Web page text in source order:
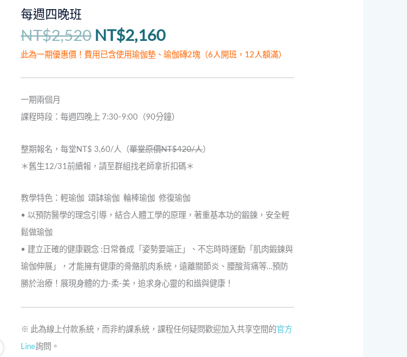
每週四晚班
NT$2,520 始
價
格：
NT$2,520。
NT$2,160前
價
格：
NT$2,160。
此為一期優惠價！ 費用已含使用瑜伽墊、瑜伽磚2塊（6人開班，12人額滿）
一期兩個月
課程時段：每週四晚上 7:30-9:00（90分鐘）
整期報名，每堂NT$ 3,60/人（單堂原價NT$420/人）
＊舊生12/31前續報，請至群組找老師拿折扣碼＊
教學特色：輕瑜伽 頌缽瑜伽 輪棒瑜伽 修復瑜伽
• 以預防醫學的理念引導，結合人體工學的原理，著重基本功的鍛鍊，安全輕
鬆做瑜伽
• 建立正確的健康觀念 :日常養成「姿勢要端正」、不忘時時運動「肌肉鍛鍊與
瑜伽伸展」，才能擁有健康的骨骼肌肉系統，遠離關節炎、腰酸背痛等…預防
勝於治療！展現身體的力-柔-美，追求身心靈的和諧與健康！
※ 此為線上付款系統，而非約課系統，課程任何疑問歡迎加入共享空間的官方
Line詢問 。